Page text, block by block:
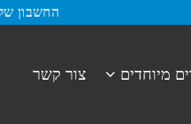
החשבון
מיוחדים צור קשר